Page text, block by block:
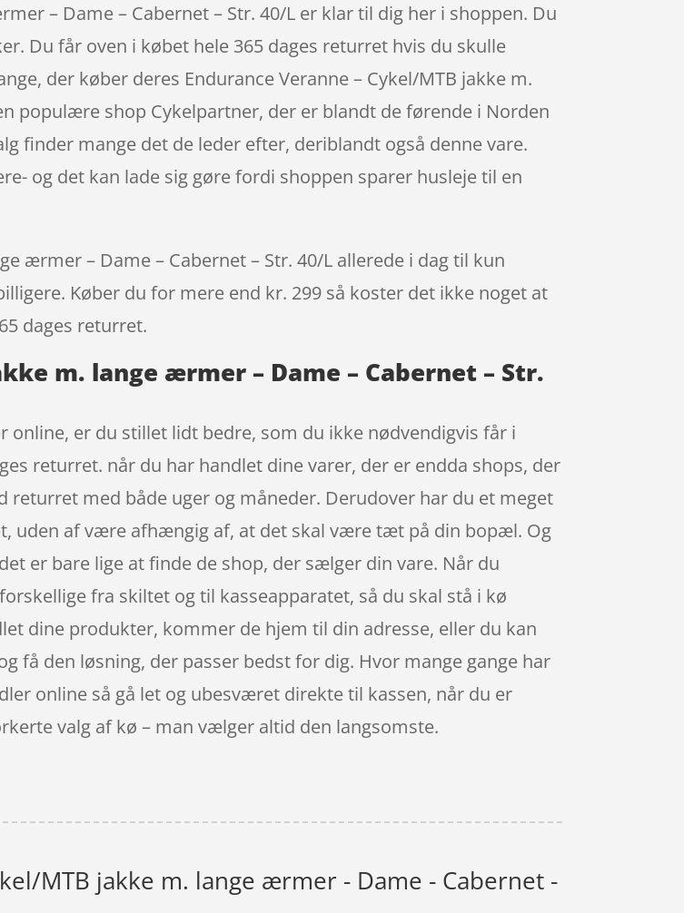
– Dame – Cabernet – Str. 40/L er klar til dig her i shoppen. Du
Du får oven i købet hele 365 dages returret hvis du skulle
der køber deres Endurance Veranne – Cykel/MTB jakke m.
populære shop Cykelpartner, der er blandt de førende i Norden
finder mange det de leder efter, deriblandt også denne vare.
og det kan lade sig gøre fordi shoppen sparer husleje til en
ærmer – Dame – Cabernet – Str. 40/L allerede i dag til kun
Køber du for mere end kr. 299 så koster det ikke noget at
dages returret.
m. lange ærmer – Dame – Cabernet – Str.
er du stillet lidt bedre, som du ikke nødvendigvis får i
returret. når du har handlet dine varer, der er endda shops, der
med både uger og måneder. Derudover har du et meget
uden af være afhængig af, at det skal være tæt på din bopæl. Og
er bare lige at finde de shop, der sælger din vare. Når du
fra skiltet og til kasseapparatet, så du skal stå i kø
dine produkter, kommer de hjem til din adresse, eller du kan
få den løsning, der passer bedst for dig. Hvor mange gange har
online så gå let og ubesværet direkte til kassen, når du er
valg af kø – man vælger altid den langsomste.
MTB jakke m. lange ærmer - Dame - Cabernet -